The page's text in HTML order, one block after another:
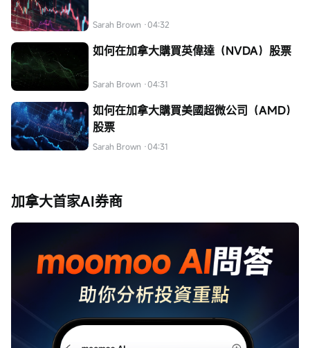
Sarah Brown ·04:32
如何在加拿大購買英偉達（NVDA）股票
Sarah Brown ·04:31
如何在加拿大購買美國超微公司（AMD）
股票
Sarah Brown ·04:31
加拿大首家AI券商